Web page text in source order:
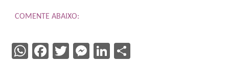
COMENTE ABAIXO:
WhatsApp
Facebook
Twitter
Messenger
LinkedIn
Share